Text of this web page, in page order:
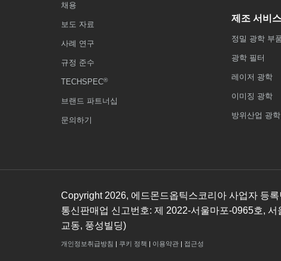
채용
보도 자료
사례 연구
규정 준수
TECHSPEC®
브랜드 파트너십
문의하기
제조 서비스
정밀 광학 부
광학 필터
레이저 광학
이미징 광학
방위산업 광학
Copyright 2026, 에드몬드옵틱스코리아 사업자 등
통신판매업 신고번호: 제 2022-서울마포-0965호,
교동, 풍성빌딩)
개인정보취급방침 쿠키 정책 이용약관 접근성